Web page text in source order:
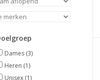
Dames (3)
Heren (1)
Unisex (1)